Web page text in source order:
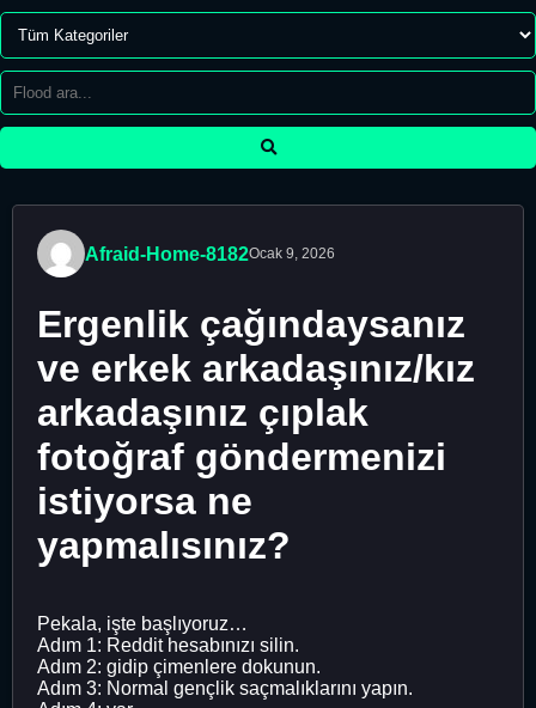
Afraid-Home-8182Ocak 9, 2026
Ergenlik çağındaysanız
ve erkek arkadaşınız/kız
arkadaşınız çıplak
fotoğraf göndermenizi
istiyorsa ne
yapmalısınız?
Pekala, işte başlıyoruz…
Adım 1: Reddit hesabınızı silin.
Adım 2: gidip çimenlere dokunun.
Adım 3: Normal gençlik saçmalıklarını yapın.